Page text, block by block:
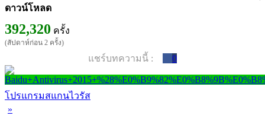
ดาวน์โหลด
392,320 ครั้ง
(สัปดาห์ก่อน 2 ครั้ง)
แชร์บทความนี้ : 0
โปรแกรมสแกนไวรัส
»